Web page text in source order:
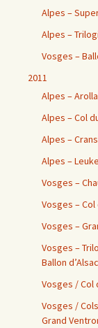
Alpes –
Alpes –
Vosges –
2011
Alpes – Arolla
Alpes – Col
Alpes –
Alpes –
Vosges –
Vosges – Col
Vosges –
Vosges –
Ballon
Vosges / Col
Vosges /
Grand